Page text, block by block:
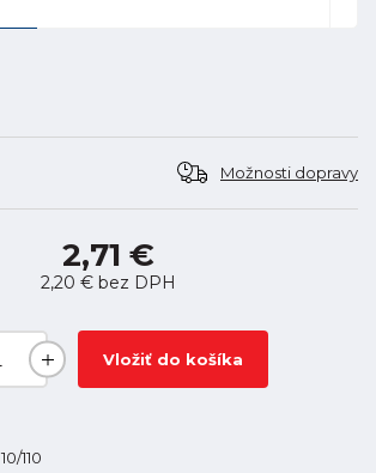
Možnosti dopravy
2,71 €
2,20 €bez DPH
Vložiť do košíka
10/110